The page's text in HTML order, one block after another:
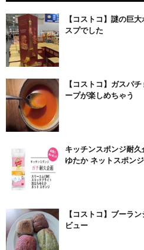
【コストコ】謎の巨
スプでした
【コストコ】ガスパ
ープが楽しめちゃう
キッチンスポンジ耐
ゆたか ネットスポンジ
【コストコ】ブーラ
ビュー